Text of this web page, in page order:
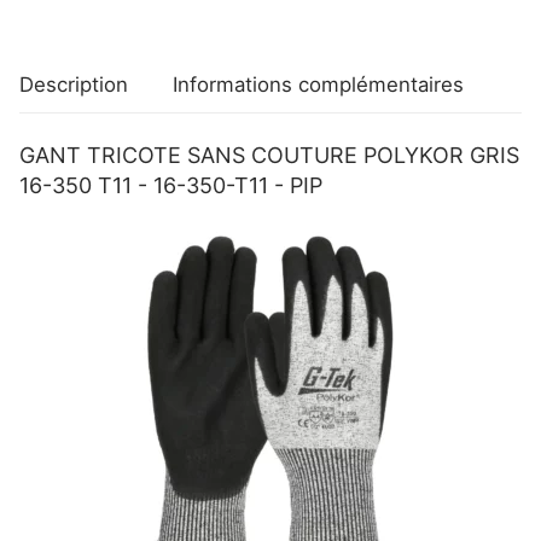
Description Informations complémentaires
GANT TRICOTE SANS COUTURE POLYKOR GRIS
16-350 T11 - 16-350-T11 - PIP